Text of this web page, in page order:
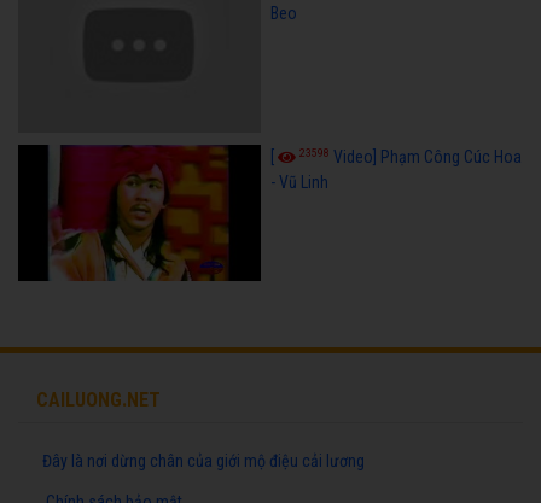
Beo
23598 Video] Phạm Công Cúc Hoa
- Vũ Linh
CAILUONG.NET
Đây là nơi dừng chân của giới mộ điệu cải lương